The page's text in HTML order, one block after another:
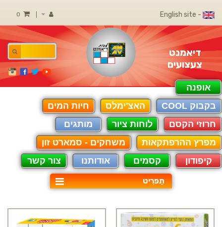
- English site
דיאמנט
צעצועים
אופנה
בקבוק COOL
האצ'ימלס
חיות המים
חרוזי הקסם
לוחות ציור
מותגים
מפרץ ההרפתקאות
משחקים - סמארט זון
קיפודון
קסמים אודותנו צור קשר
תַפרִיט